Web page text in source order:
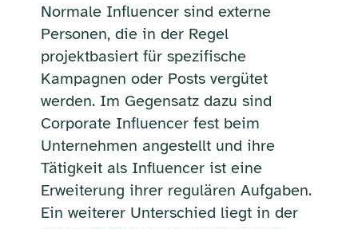
Normale Influencer sind externe
Personen, die in der Regel
projektbasiert für spezifische
Kampagnen oder Posts vergütet
werden. Im Gegensatz dazu sind
Corporate Influencer fest beim
Unternehmen angestellt und ihre
Tätigkeit als Influencer ist eine
Erweiterung ihrer regulären Aufgaben.
Ein weiterer Unterschied liegt in der